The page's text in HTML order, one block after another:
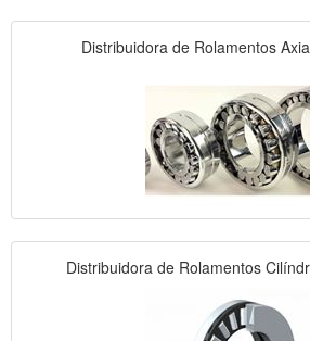
Distribuidora de Rolamentos
Distribuidora de Rolamentos